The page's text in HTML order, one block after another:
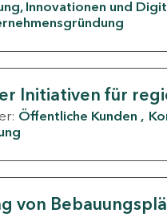
Innovationen und
Initiativen für
Öffentliche Kunden
von